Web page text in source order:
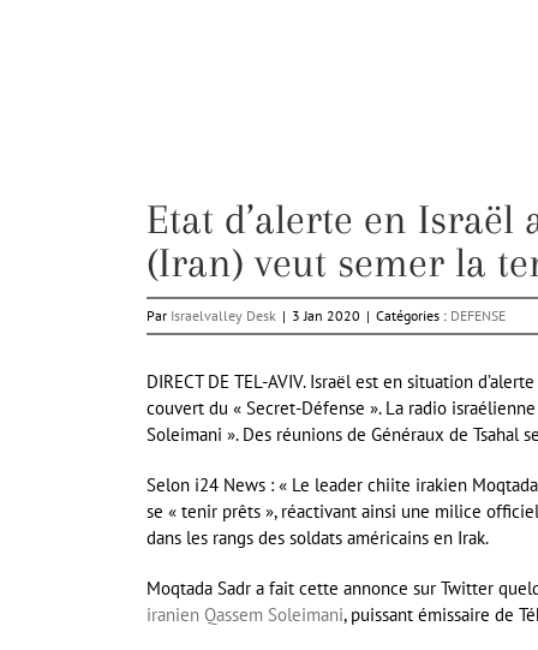
Etat d’alerte en
(Iran) veut semer la
Par Israelvalley Desk | 3 Jan 2020 | Catégories : DEFENSE
DIRECT DE TEL-AVIV. Israël est en situation
couvert du « Secret-Défense ». La radio
Soleimani ». Des réunions de Généraux de Tsahal
Selon i24 News : « Le leader chiite irakien
se « tenir prêts », réactivant ainsi une milice
dans les rangs des soldats américains en Irak.
Moqtada Sadr a fait cette annonce sur Twitter
iranien Qassem Soleimani, puissant émissaire de